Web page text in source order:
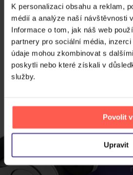
K personalizaci obsahu a reklam,
médií a analýze naší návštěvnosti
Informace o tom, jak náš web
partnery pro sociální média,
údaje mohou zkombinovat s
poskytli nebo které získali v
služby.
Povolit
Upravit